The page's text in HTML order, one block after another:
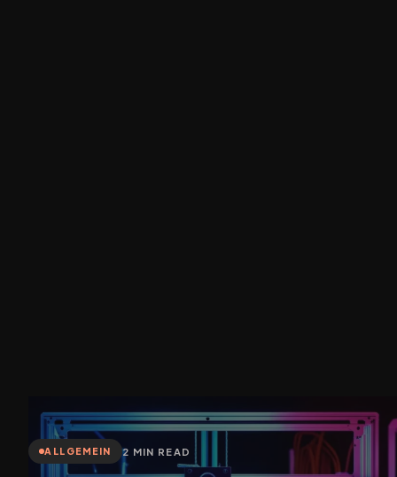
ALLGEMEIN 2 MIN READ